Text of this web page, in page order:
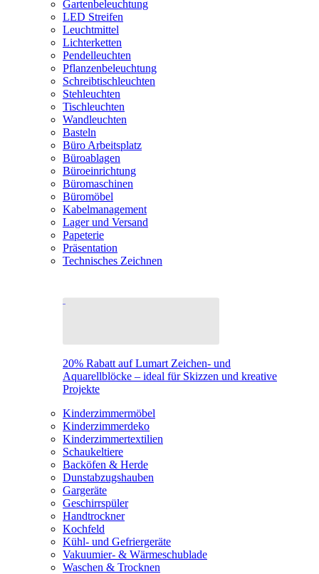
Gartenbeleuchtung
LED Streifen
Leuchtmittel
Lichterketten
Pendelleuchten
Pflanzenbeleuchtung
Schreibtischleuchten
Stehleuchten
Tischleuchten
Wandleuchten
Basteln
Büro Arbeitsplatz
Büroablagen
Büroeinrichtung
Büromaschinen
Büromöbel
Kabelmanagement
Lager und Versand
Papeterie
Präsentation
Technisches Zeichnen
20% Rabatt auf Lumart Zeichen- und
Aquarellblöcke – ideal für Skizzen und kreative
Projekte
Kinderzimmermöbel
Kinderzimmerdeko
Kinderzimmertextilien
Schaukeltiere
Backöfen & Herde
Dunstabzugshauben
Gargeräte
Geschirrspüler
Handtrockner
Kochfeld
Kühl- und Gefriergeräte
Vakuumier- & Wärmeschublade
Waschen & Trocknen